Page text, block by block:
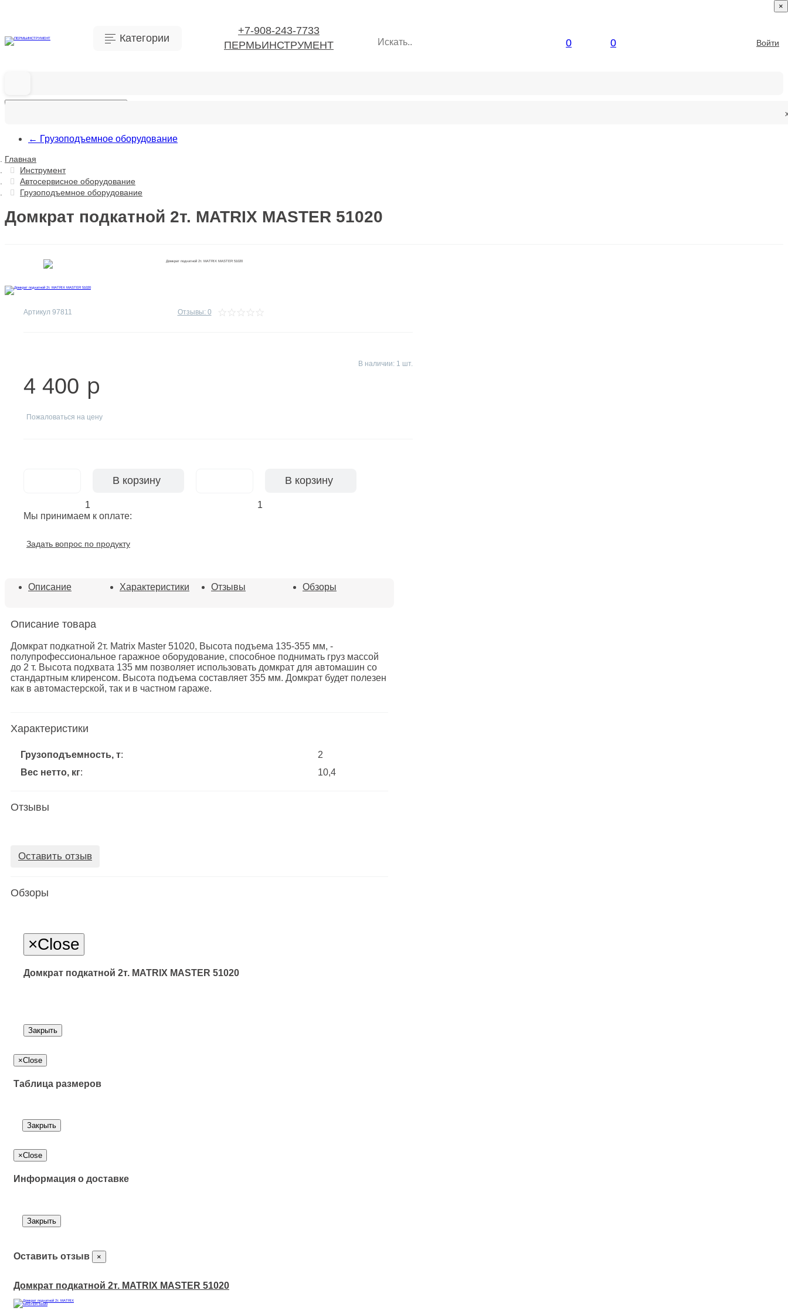
Категории
+7-908-243-7733
ПЕРМЬИНСТРУМЕНТ
0 0 Войти
Бытовая химия
Инструмент
Ручной инструмент
Расходные материалы
Сантехника
Бытовая химияИнструмент Ручной инструментРасходные материалы
← Грузоподъемное оборудование
Главная
Инструмент
Автосервисное оборудование
Грузоподъемное оборудование
Домкрат подкатной 2т. MATRIX MASTER 51020
Артикул 97811 Отзывы: 0
4 400 p
Пожаловаться на цену
В наличии: 1 шт.
В корзину В корзину
Мы принимаем к оплате:
Задать вопрос по продукту
Описание Характеристики Отзывы Обзоры
Описание товара
Домкрат подкатной 2т. Matrix Master 51020, Высота подъема 135-355 мм, -
полупрофессиональное гаражное оборудование, способное поднимать груз массой
до 2 т. Высота подхвата 135 мм позволяет использовать домкрат для автомашин со
стандартным клиренсом. Высота подъема составляет 355 мм. Домкрат будет полезен
как в автомастерской, так и в частном гараже.
Характеристики
Грузоподъемность, т:
2
Вес нетто, кг: 10,4
Отзывы
Оставить отзыв
Обзоры
×Close
Домкрат подкатной 2т. MATRIX MASTER 51020
Закрыть
×Close
Таблица размеров
Закрыть
×Close
Информация о доставке
Закрыть
Оставить отзыв ×
Домкрат подкатной 2т. MATRIX MASTER 51020
×